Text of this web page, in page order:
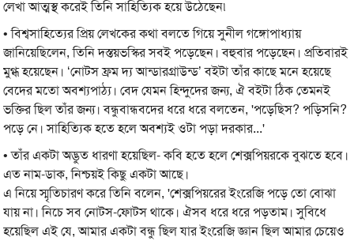
লেখা আত্মস্থ করেই তিনি সাহিত্যিক হয়ে উঠেছেন৷
• বিশ্বসাহিত্যের প্রিয় লেখকের কথা বলতে গিয়ে সুনীল গঙ্গোপাধ্যায়
জানিয়েছিলেন, তিনি দস্তয়ভস্কির সবই পড়েছেন। বহুবার পড়েছেন। প্রতিবারই
মুগ্ধ হয়েছেন। ‘নোটস ফ্রম দ্য আন্ডারগ্রাউন্ড’ বইটা তাঁর কাছে মনে হয়েছে
বেদের মতো অবশ্যপাঠ্য। বেদ যেমন হিন্দুদের জন্য, ঐ বইটা ঠিক তেমনই
ভক্তির ছিল তাঁর জন্য। বন্ধুবান্ধবদের ধরে ধরে বলতেন, 'পড়েছিস? পড়িসনি?
পড়ে নে। সাহিত্যিক হতে হলে অবশ্যই ওটা পড়া দরকার...'
• তাঁর একটা অদ্ভুত ধারণা হয়েছিল- কবি হতে হলে শেক্সপিয়রকে বুঝতে হবে।
এত নাম-ডাক, নিশ্চয়ই কিছু একটা আছে।
এ নিয়ে স্মৃতিচারণ করে তিনি বলেন, 'শেক্সপিয়রের ইংরেজি পড়ে তো বোঝা
যায় না। নিচে সব নোটস-ফোটস থাকে। ঐসব ধরে ধরে পড়তাম। সুবিধে
হয়েছিল এই যে, আমার একটা বন্ধু ছিল যার ইংরেজি জ্ঞান ছিল আমার চেয়েও